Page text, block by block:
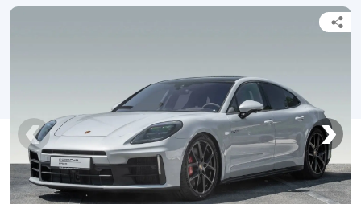
Despre Noi
Contact